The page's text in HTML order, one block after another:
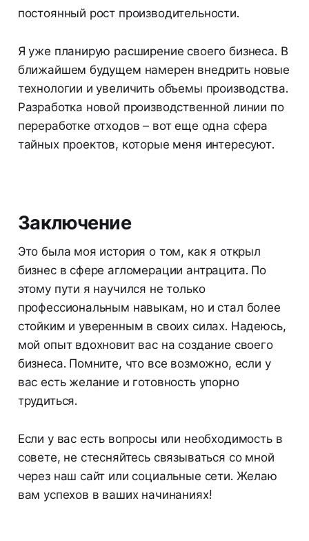
постоянный рост производительности.
Я уже планирую расширение своего бизнеса. В
ближайшем будущем намерен внедрить новые
технологии и увеличить объемы производства.
Разработка новой производственной линии по
переработке отходов – вот еще одна сфера
тайных проектов, которые меня интересуют.
Заключение
Это была моя история о том, как я открыл
бизнес в сфере агломерации антрацита. По
этому пути я научился не только
профессиональным навыкам, но и стал более
стойким и уверенным в своих силах. Надеюсь,
мой опыт вдохновит вас на создание своего
бизнеса. Помните, что все возможно, если у
вас есть желание и готовность упорно
трудиться.
Если у вас есть вопросы или необходимость в
совете, не стесняйтесь связываться со мной
через наш сайт или социальные сети. Желаю
вам успехов в ваших начинаниях!